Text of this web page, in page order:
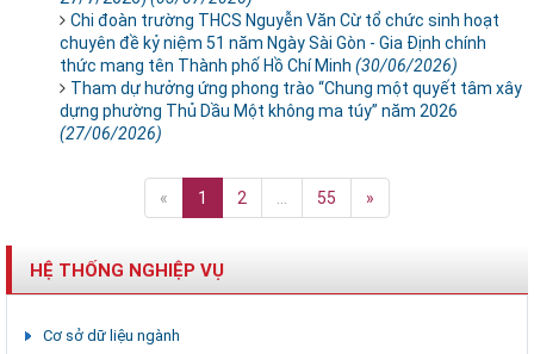
Chi đoàn trường THCS Nguyễn Văn Cừ tổ chức sinh hoạt
chuyên đề kỷ niệm 51 năm Ngày Sài Gòn - Gia Định chính
thức mang tên Thành phố Hồ Chí Minh (30/06/2026)
Tham dự hưởng ứng phong trào “Chung một quyết tâm xây
dựng phường Thủ Dầu Một không ma túy” năm 2026
(27/06/2026)
« 1 2 55 »
HỆ THỐNG NGHIỆP VỤ
Cơ sở dữ liệu ngành